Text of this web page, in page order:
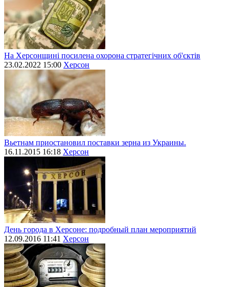
На Херсонщині посилена охорона стратегічних об'єктів
23.02.2022 15:00 Херсон
Вьетнам приостановил поставки зерна из Украины.
16.11.2015 16:18 Херсон
День города в Херсоне: подробный план мероприятий
12.09.2016 11:41 Херсон